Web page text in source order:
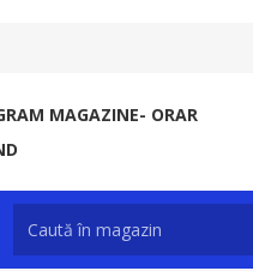
MAGAZINE- ORAR